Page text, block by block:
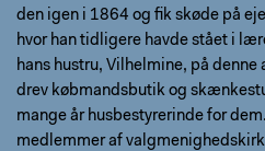
den igen i 1864 og fik skøde på
hvor han tidligere havde stået i
hans hustru, Vilhelmine, på denne
drev købmandsbutik og
mange år husbestyrerinde for
medlemmer af